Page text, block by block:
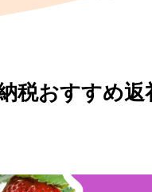
税おすすめ